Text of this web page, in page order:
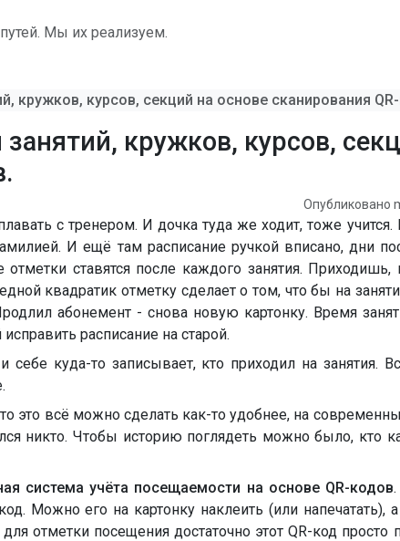
Мы их реализуем.
кружков, курсов, секций на основе сканирования
кружков, курсов,
Опубликовано
с тренером. И дочка туда же ходит, тоже
И ещё там расписание ручкой вписано, дни
ставятся после каждого занятия. Приходишь,
квадратик отметку сделает о том, что бы на
абонемент - снова новую картонку. Время
расписание на старой.
куда-то записывает, кто приходил на занятия.
это всё можно сделать как-то удобнее, на
никто. Чтобы историю поглядеть можно было, кто
система учёта посещаемости на основе QR-кодов
Можно его на картонку наклеить (или
отметки посещения достаточно этот QR-код просто